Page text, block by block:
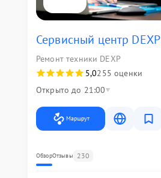
Сервисный центр DEXP
Ремонт техники DEXP
5,0255 оценки
Открыто до 21:00
Маршрут
ОбзорОтзывы 230